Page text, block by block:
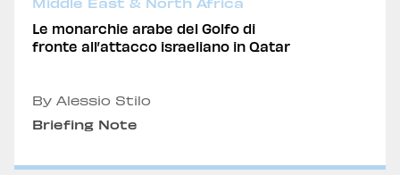
Middle East & North Africa
Le monarchie arabe del Golfo di
fronte all’attacco israeliano in Qatar
By Alessio Stilo
Briefing Note